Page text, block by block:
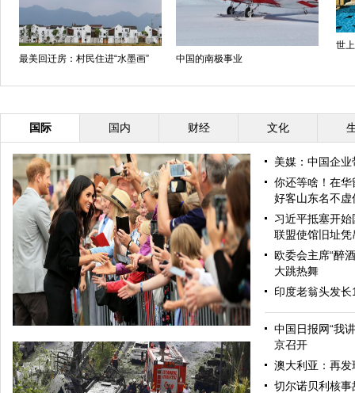
最美回迁房：村民住进“水墨画” 中国的南极事业
世
国际 国内 财经 文化
美媒：中国企
你还等啥！在
好客山东名不虚
习近平抵塞开
联盟使馆旧址凭
欧委会主席“醉
大跳热舞
印度老翁头发
中国日报网“我
京召开
澳大利亚：再
切尔诺贝利核